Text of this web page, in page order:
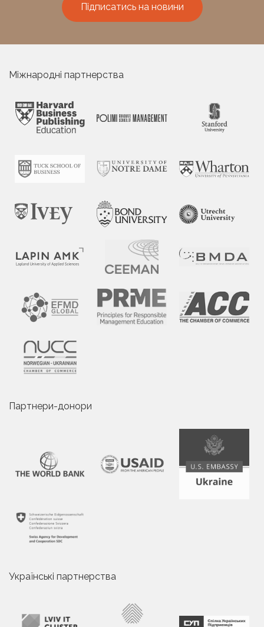
Підписатись на новини
Міжнародні партнерства
Партнери-донори
Українські партнерства